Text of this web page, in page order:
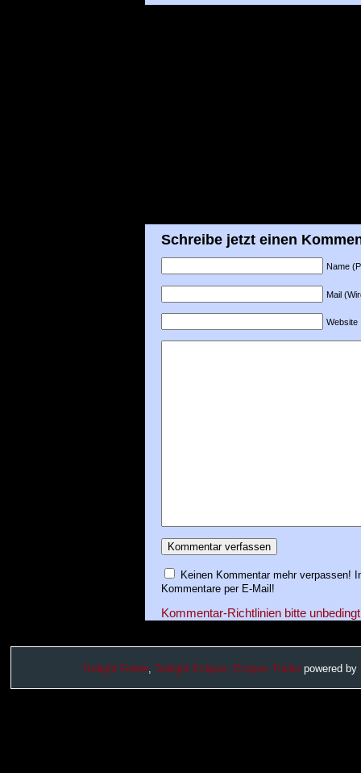
Schreibe jetzt einen
Name
Mail
Website
Keinen Kommentar mehr verpassen!
Kommentare per E-Mail!
Kommentar-Richtlinien bitte
Twilight Fieber, Twilight Eclipse, Eclipse Trailer powered by